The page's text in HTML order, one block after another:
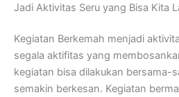
Jadi Aktivitas Seru yang Bisa Kita
Kegiatan Berkemah menjadi
segala aktifitas yang
kegiatan bisa dilakukan bersama-
semakin berkesan. Kegiatan